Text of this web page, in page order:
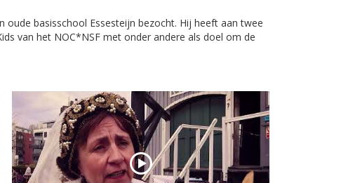
basisschool Essesteijn bezocht. Hij heeft aan twee
van het NOC*NSF met onder andere als doel om de